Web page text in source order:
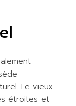
Le vieux
étroites et